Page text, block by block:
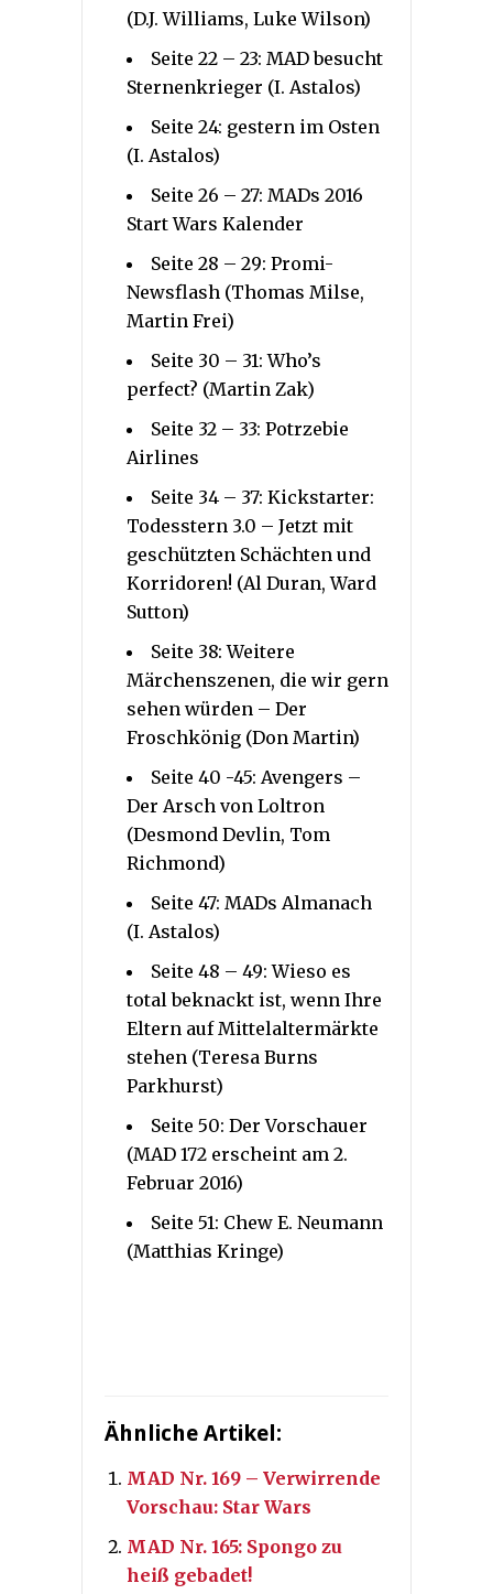
(D.J. Williams, Luke Wilson)
Seite 22 – 23: MAD besucht
Sternenkrieger (I. Astalos)
Seite 24: gestern im Osten
(I. Astalos)
Seite 26 – 27: MADs 2016
Start Wars Kalender
Seite 28 – 29: Promi-
Newsflash (Thomas Milse,
Martin Frei)
Seite 30 – 31: Who’s
perfect? (Martin Zak)
Seite 32 – 33: Potrzebie
Airlines
Seite 34 – 37: Kickstarter:
Todesstern 3.0 – Jetzt mit
geschützten Schächten und
Korridoren! (Al Duran, Ward
Sutton)
Seite 38: Weitere
Märchenszenen, die wir gern
sehen würden – Der
Froschkönig (Don Martin)
Seite 40 -45: Avengers –
Der Arsch von Loltron
(Desmond Devlin, Tom
Richmond)
Seite 47: MADs Almanach
(I. Astalos)
Seite 48 – 49: Wieso es
total beknackt ist, wenn Ihre
Eltern auf Mittelaltermärkte
stehen (Teresa Burns
Parkhurst)
Seite 50: Der Vorschauer
(MAD 172 erscheint am 2.
Februar 2016)
Seite 51: Chew E. Neumann
(Matthias Kringe)
Ähnliche Artikel:
MAD Nr. 169 – Verwirrende
Vorschau: Star Wars
MAD Nr. 165: Spongo zu
heiß gebadet!